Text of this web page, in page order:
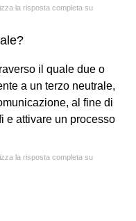
la risposta completa su
il quale due o
a un terzo neutrale,
al fine di
e attivare un processo
la risposta completa su